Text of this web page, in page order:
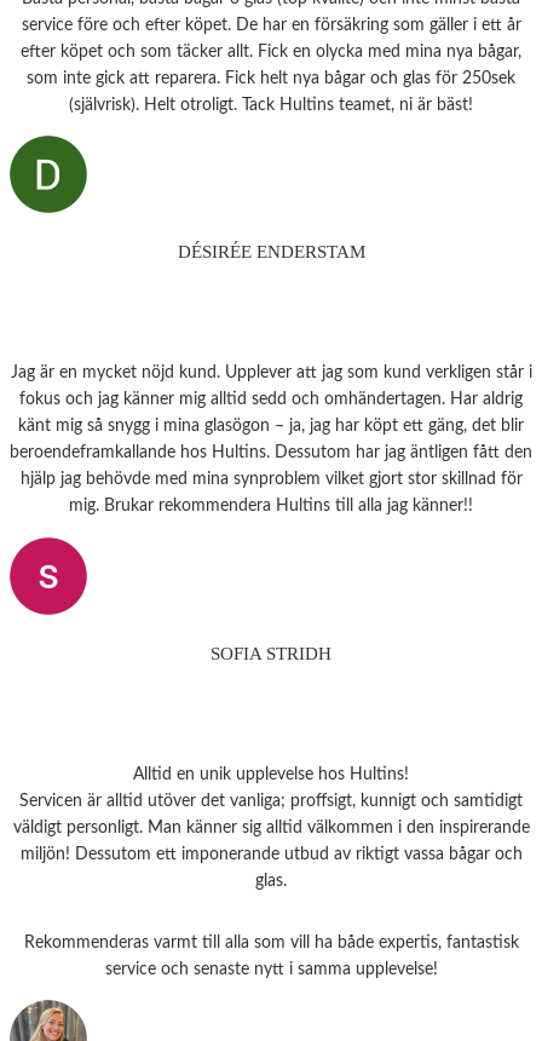
service före och efter köpet. De har en försäkring som gäller i ett år
efter köpet och som täcker allt. Fick en olycka med mina nya bågar,
som inte gick att reparera. Fick helt nya bågar och glas för 250sek
(självrisk). Helt otroligt. Tack Hultins teamet, ni är bäst!
DÉSIRÉE ENDERSTAM
Jag är en mycket nöjd kund. Upplever att jag som kund verkligen står i
fokus och jag känner mig alltid sedd och omhändertagen. Har aldrig
känt mig så snygg i mina glasögon – ja, jag har köpt ett gäng, det blir
beroendeframkallande hos Hultins. Dessutom har jag äntligen fått den
hjälp jag behövde med mina synproblem vilket gjort stor skillnad för
mig. Brukar rekommendera Hultins till alla jag känner!!
SOFIA STRIDH
Alltid en unik upplevelse hos Hultins!
Servicen är alltid utöver det vanliga; proffsigt, kunnigt och samtidigt
väldigt personligt. Man känner sig alltid välkommen i den inspirerande
miljön! Dessutom ett imponerande utbud av riktigt vassa bågar och
glas.
Rekommenderas varmt till alla som vill ha både expertis, fantastisk
service och senaste nytt i samma upplevelse!